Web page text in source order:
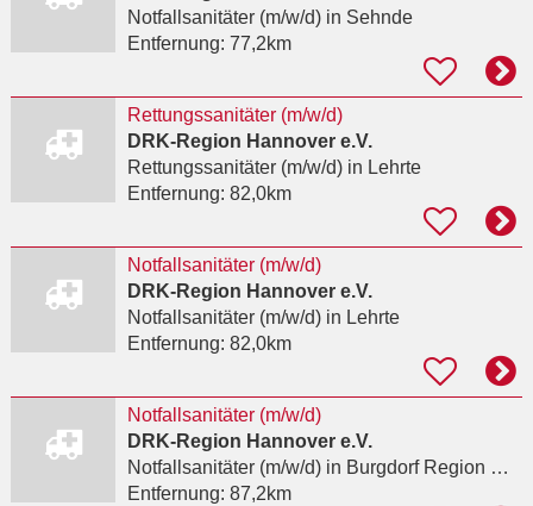
Notfallsanitäter (m/w/d)in Sehnde
Entfernung: 77,2km
Rettungssanitäter (m/w/d)
DRK-Region Hannover e.V.
Rettungssanitäter (m/w/d)in Lehrte
Entfernung: 82,0km
Notfallsanitäter (m/w/d)
DRK-Region Hannover e.V.
Notfallsanitäter (m/w/d)in Lehrte
Entfernung: 82,0km
Notfallsanitäter (m/w/d)
DRK-Region Hannover e.V.
Notfallsanitäter (m/w/d)in Burgdorf Region Hannover
Entfernung: 87,2km